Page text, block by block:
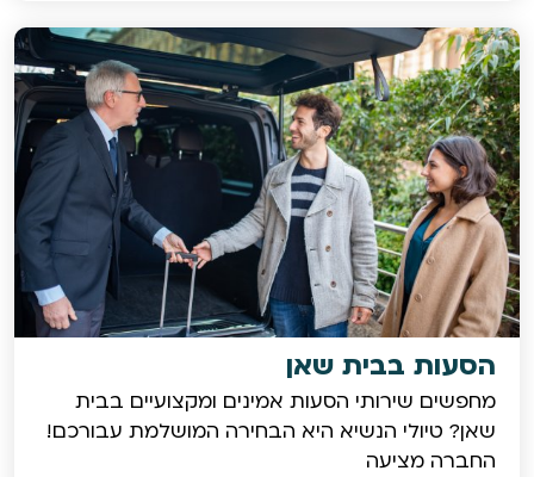
הסעות בבית שאן
​מחפשים שירותי הסעות אמינים ומקצועיים בבית
שאן? טיולי הנשיא היא הבחירה המושלמת עבורכם!
החברה מציעה